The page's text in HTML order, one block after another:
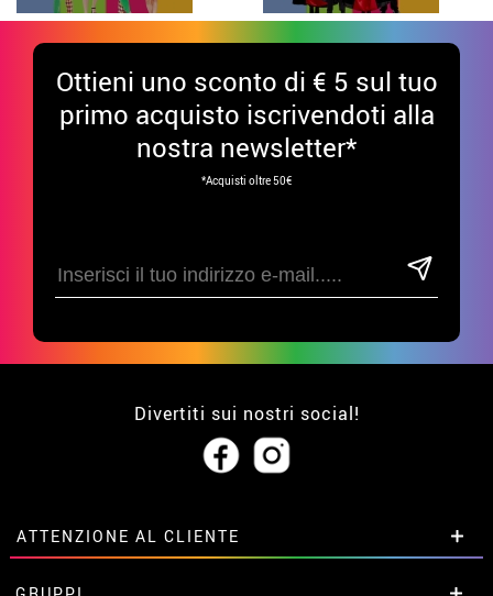
Ottieni uno sconto di € 5 sul tuo
primo acquisto iscrivendoti alla
nostra newsletter*
*Acquisti oltre 50€
Divertiti sui nostri social!
ATTENZIONE AL CLIENTE
• Su di noi